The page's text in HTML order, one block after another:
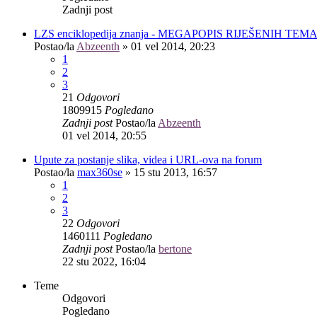
Zadnji post
LZS enciklopedija znanja - MEGAPOPIS RIJEŠENIH TEMA
Postao/la Abzeenth » 01 vel 2014, 20:23
1
2
3
21 Odgovori
1809915 Pogledano
Zadnji postPostao/la Abzeenth
01 vel 2014, 20:55
Upute za postanje slika, videa i URL-ova na forum
Postao/la max360se » 15 stu 2013, 16:57
1
2
3
22 Odgovori
1460111 Pogledano
Zadnji postPostao/la bertone
22 stu 2022, 16:04
Teme
Odgovori
Pogledano